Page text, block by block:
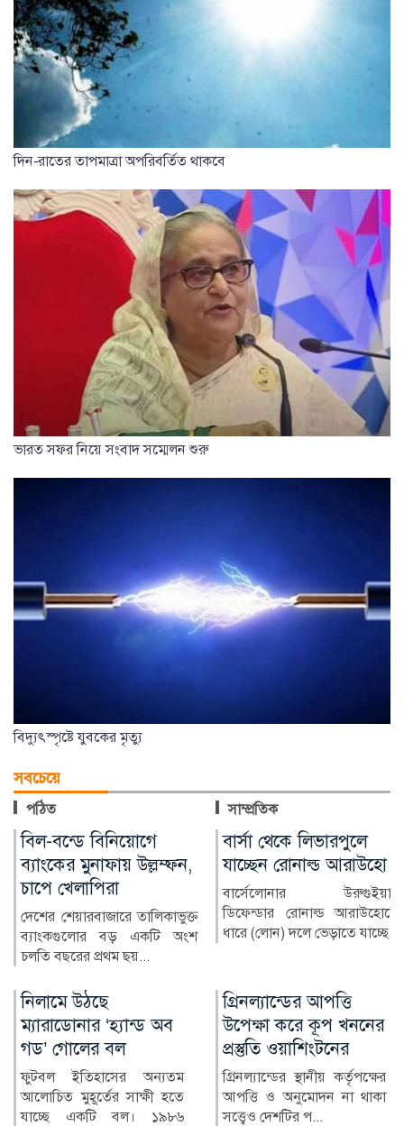
দিন-রাতের তাপমাত্রা অপরিবর্তিত থাকবে
ভারত সফর নিয়ে সংবাদ সম্মেলন শুরু
বিদ্যুৎস্পৃষ্টে যুবকের মৃত্যু
সবচেয়ে
পঠিত সাম্প্রতিক
বার্সা থেকে লিভারপুলে
যাচ্ছেন রোনাল্ড আরাউহো
বার্সেলোনার উরুগুইয়ান
ডিফেন্ডার রোনাল্ড আরাউহোকে
ধারে (লোন) দলে ভেড়াতে যাচ্ছে...
চিকিৎসক নিরাপদ
থাকলেই বদলাবে
স্বাস্থ্যসেবার চিত্র
বাংলাদেশের স্বাস্থ্য খাতে গত
কয়েক দশকে উল্লেখযোগ্য
গ্রিনল্যান্ডের আপত্তি
উপেক্ষা করে কূপ খননের
প্রস্তুতি ওয়াশিংটনের
গ্রিনল্যান্ডের স্থানীয় কর্তৃপক্ষের
আপত্তি ও অনুমোদন না থাকা
সত্ত্বেও দেশটির প...
রাশিয়া-ইউক্রেন
পাল্টাপাল্টি হামলায়
নিহত ৩, আহত ১০
রাশিয়া ও ইউক্রেনের মধ্যে
শনিবার রাতভর পাল্টাপাল্টি
হামলায় অন্তত তিনজন নিহত